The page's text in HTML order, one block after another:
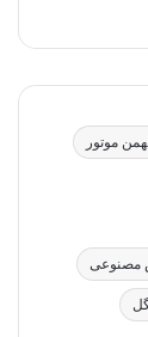
موتور
مصنوعی